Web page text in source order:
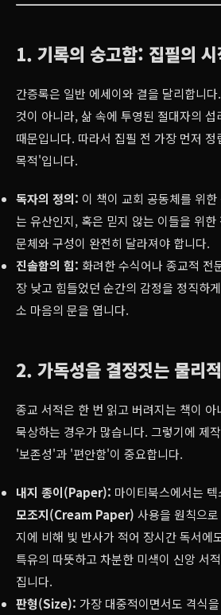
1. 기록의 숭고함: 집필의
간증록은 일반 에세이와 결을 달리합니
것이 아니라, 삶 속에 투영된 절대자의 섭
때문입니다. 따라서 집필 전 가장 먼저
목적'입니다.
독자의 정의: 이 책이 교회 공동체를 위
는 유산인지, 혹은 믿지 않는 이들을 위
문체와 구성이 완전히 달라져야 합니다.
진솔함의 힘: 화려한 수식어나 종교적 전
장 낮고 힘들었던 순간의 감정을 정직하
소 마음의 문을 엽니다.
2. 가독성을 결정짓는 물리
종교 서적은 한 번 읽고 버려지는 책이 아
묵상하는 경우가 많습니다. 그렇기에 제
'보존성'과 '편안함'이 중요합니다.
내지 종이(Paper): 마이티북스에서는
모조지(Cream Paper) 사용을 원칙으
지에 비해 빛 반사가 적어 장시간 독서에
특유의 따뜻하고 차분한 미색이 신앙 서
집니다.
판형(Size): 가장 대중적이면서도 격식